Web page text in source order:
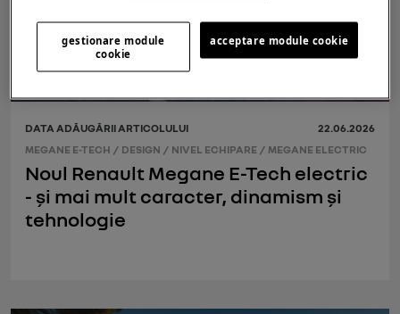
DATA ADĂUGĂRII ARTICOLULUI
22.06.2026
MEGANE E-TECH / DESIGN / NIVEL ECHIPARE / MEGANE ELECTRIC
Noul Renault Megane E-Tech electric
- și mai mult caracter, dinamism și
tehnologie
acceptare module cookie
gestionare module
cookie